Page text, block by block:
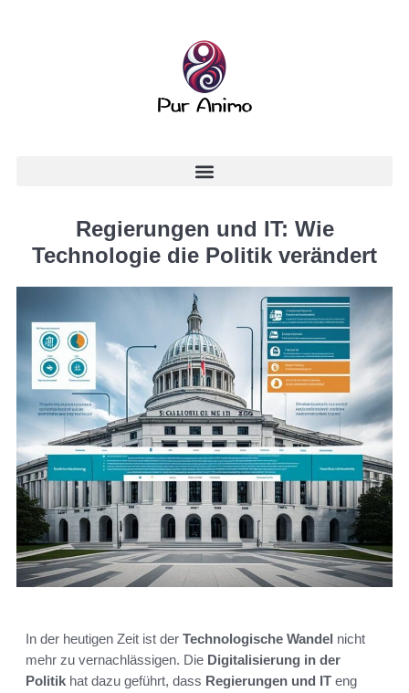
Regierungen und IT: Wie
Technologie die Politik verändert
In der heutigen Zeit ist der Technologische Wandel nicht
mehr zu vernachlässigen. Die Digitalisierung in der
Politik hat dazu geführt, dass Regierungen und IT eng